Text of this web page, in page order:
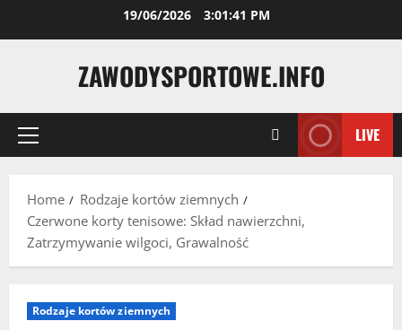
19/06/2026 3:01:42 PM
ZAWODYSPORTOWE.INFO
Primary
LIVE
Home
Rodzaje kortów ziemnych
Czerwone korty tenisowe: Skład nawierzchni,
Zatrzymywanie wilgoci, Grawalność
Rodzaje kortów ziemnych